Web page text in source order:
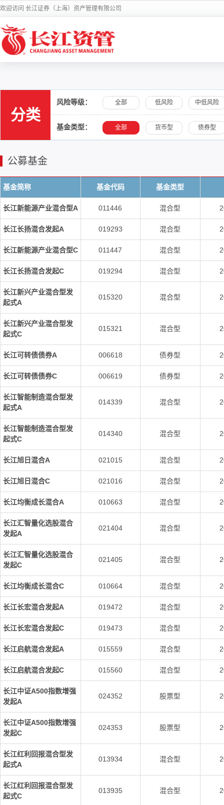
欢迎访问 长江证券（上海）资产管理有限公司
分类
风险等级： 全部 低风险 中低风险
基金类型： 全部 货币型 债券型
公募基金
基金简称 基金代码 基金类型
长江新能源产业混合型A 011446 混合型
长江长扬混合发起A 019293 混合型
长江新能源产业混合型C 011447 混合型
长江长扬混合发起C 019294 混合型
长江新兴产业混合型发
起式A
015320 混合型
长江新兴产业混合型发
起式C
015321 混合型
长江可转债债券A 006618 债券型
长江可转债债券C 006619 债券型
长江智能制造混合型发
起式A
014339 混合型
长江智能制造混合型发
起式C
014340 混合型
长江旭日混合A 021015 混合型
长江旭日混合C 021016 混合型
长江均衡成长混合A 010663 混合型
长江汇智量化选股混合
发起A
021404 混合型
长江汇智量化选股混合
发起C
021405 混合型
长江均衡成长混合C 010664 混合型
长江长宏混合发起A 019472 混合型
长江长宏混合发起C 019473 混合型
长江启航混合发起A 015559 混合型
长江启航混合发起C 015560 混合型
长江中证A500指数增强
发起A
024352 股票型
长江中证A500指数增强
发起C
024353 股票型
长江红利回报混合型发
起式A
013934 混合型
长江红利回报混合型发
起式C
013935 混合型